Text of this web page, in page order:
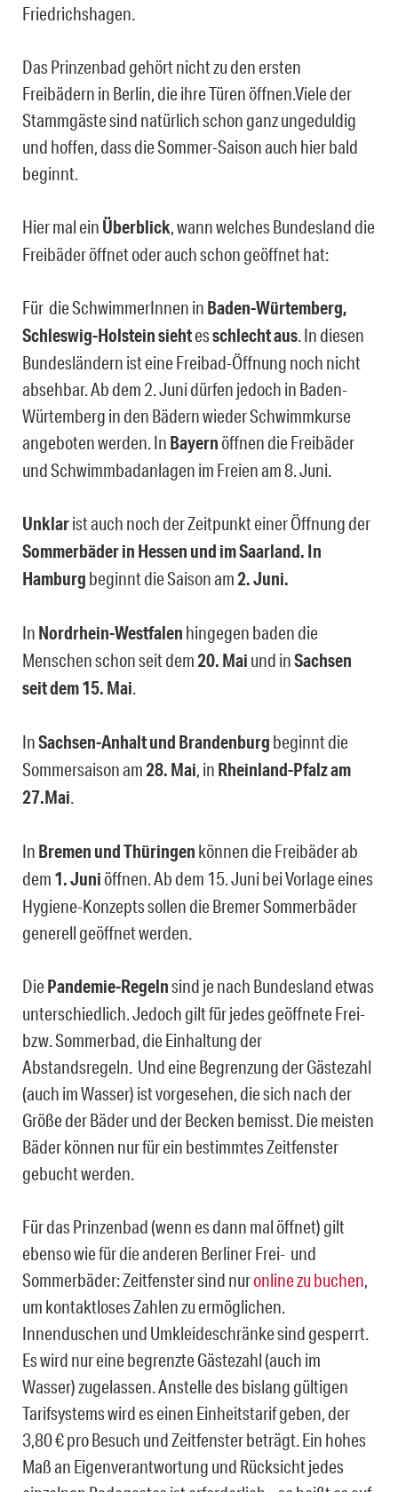
Friedrichshagen.
Das Prinzenbad gehört nicht zu den ersten
Freibädern in Berlin, die ihre Türen öffnen.Viele der
Stammgäste sind natürlich schon ganz ungeduldig
und hoffen, dass die Sommer-Saison auch hier bald
beginnt.
Hier mal ein Überblick, wann welches Bundesland die
Freibäder öffnet oder auch schon geöffnet hat:
Für die SchwimmerInnen in Baden-Würtemberg,
Schleswig-Holstein siehtesschlecht aus. In diesen
Bundesländern ist eine Freibad-Öffnung noch nicht
absehbar. Ab dem 2. Juni dürfen jedoch in Baden-
Würtemberg in den Bädern wieder Schwimmkurse
angeboten werden. In Bayernöffnen die Freibäder
und Schwimmbadanlagen im Freien am 8. Juni.
Unklarist auch noch der Zeitpunkt einer Öffnung der
Sommerbäder in Hessen und im Saarland. In
Hamburg beginnt die Saison am2. Juni.
In Nordrhein-Westfalen hingegen baden die
Menschen schon seit dem20. Mai und inSachsen
seit dem 15. Mai.
InSachsen-Anhalt und Brandenburg beginnt die
Sommersaison am28. Mai, in Rheinland-Pfalz am
27.Mai.
In Bremen und Thüringen können die Freibäder ab
dem 1. Juniöffnen. Ab dem 15. Juni bei Vorlage eines
Hygiene-Konzepts sollen die Bremer Sommerbäder
generell geöffnet werden.
DiePandemie-Regelnsind je nach Bundesland etwas
unterschiedlich. Jedoch gilt für jedes geöffnete Frei-
bzw. Sommerbad, die Einhaltung der
Abstandsregeln. Und eine Begrenzung der Gästezahl
(auch im Wasser) ist vorgesehen, die sich nach der
Größe der Bäder und der Becken bemisst. Die meisten
Bäder können nur für ein bestimmtes Zeitfenster
gebucht werden.
Für das Prinzenbad (wenn es dann mal öffnet) gilt
ebenso wie für die anderen Berliner Frei- und
Sommerbäder: Zeitfenster sind nuronline zu buchen,
um kontaktloses Zahlen zu ermöglichen.
Innenduschen und Umkleideschränke sind gesperrt.
Es wird nur eine begrenzte Gästezahl (auch im
Wasser) zugelassen. Anstelle des bislang gültigen
Tarifsystems wird es einen Einheitstarif geben, der
3,80 € pro Besuch und Zeitfenster beträgt. Ein hohes
Maß an Eigenverantwortung und Rücksicht jedes